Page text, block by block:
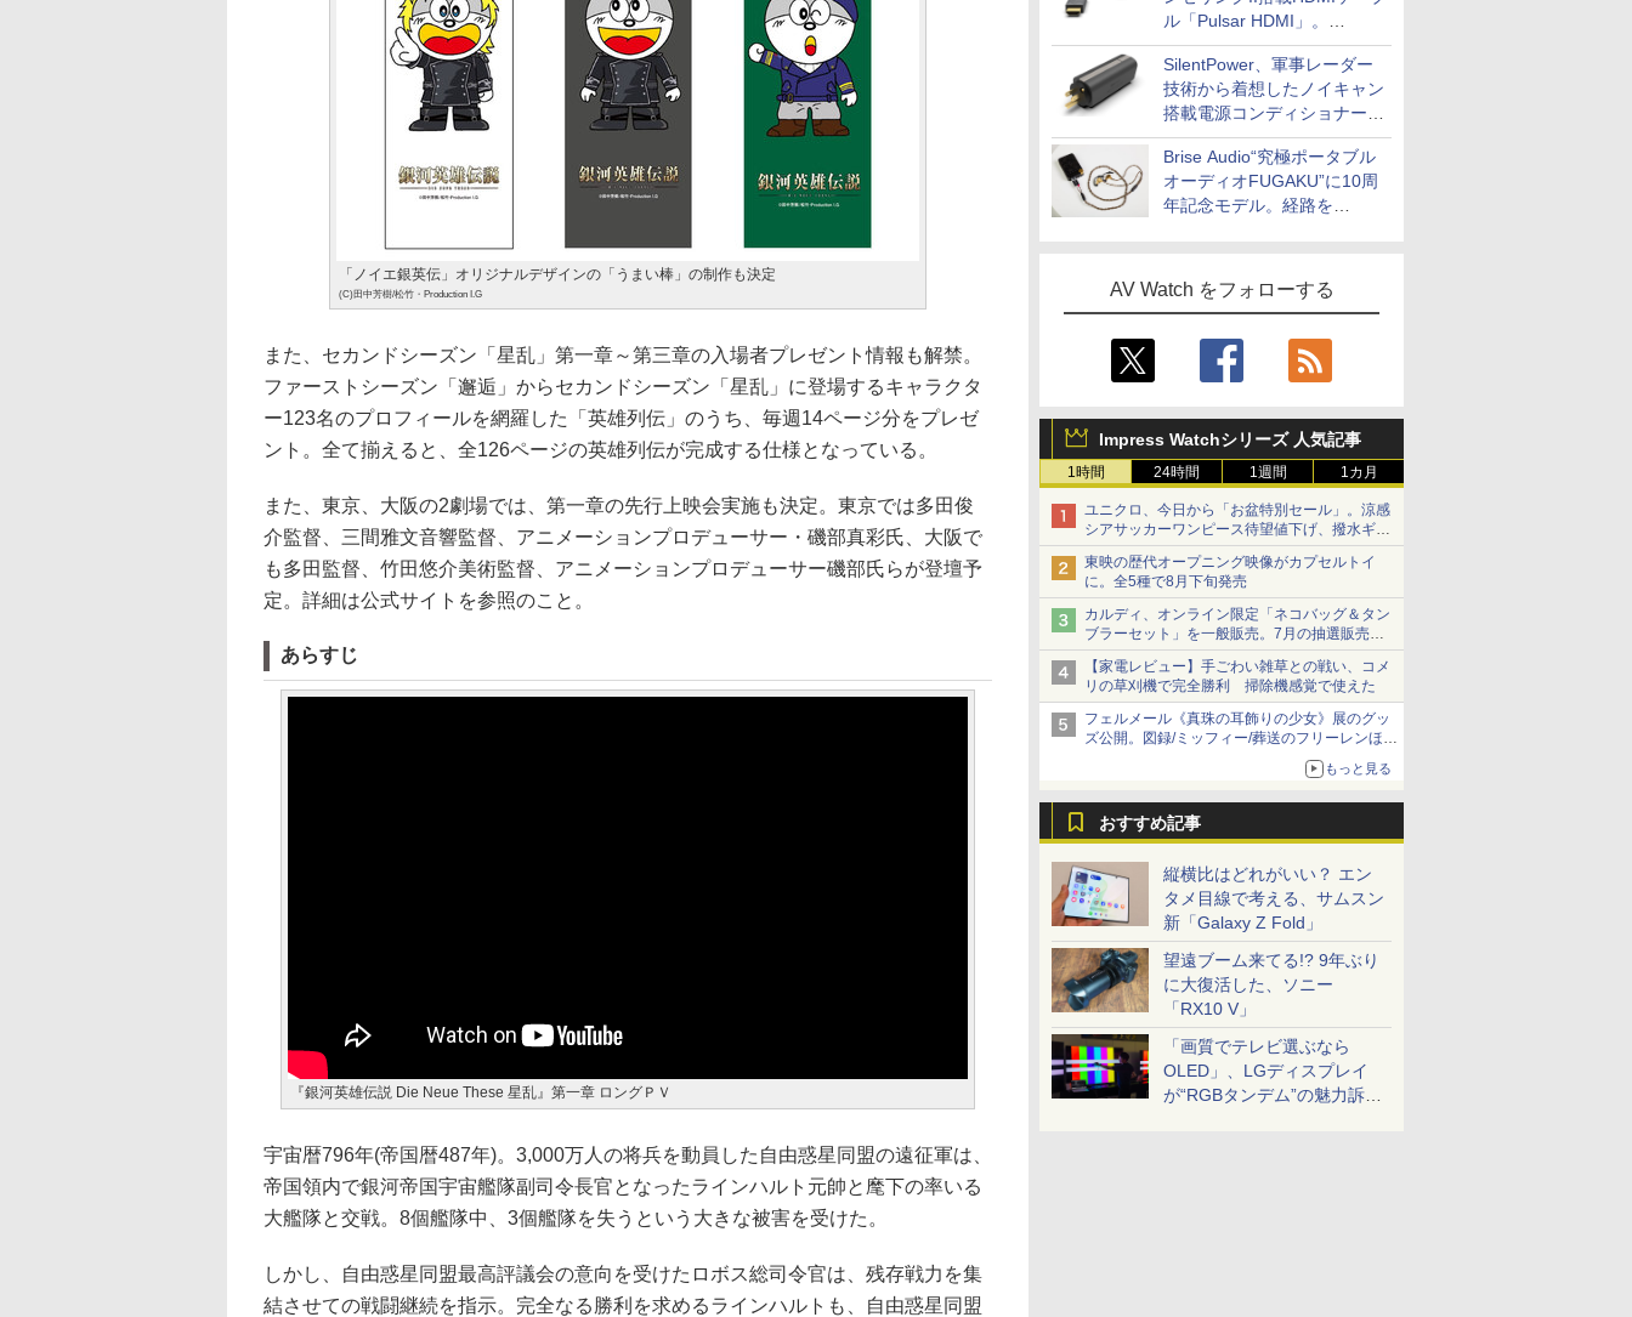
ル「Pulsar HDMI」。
SilentPowerから
SilentPower、軍事レーダー
技術から着想したノイキャン
搭載電源コンディショナー
「AC iPurifier2」
Brise Audio“究極ポータブル
オーディオFUGAKU”に10周
年記念モデル。経路を
AV Watch をフォローする
Impress Watchシリーズ 人気記事
1時間 24時間 1週間 1カ月
ユニクロ、今日から「お盆特別セール」。涼感
シアサッカーワンピース待望値下げ、撥水ギア
ショーツは1990円に
東映の歴代オープニング映像がカプセルトイ
に。全5種で8月下旬発売
カルディ、オンライン限定「ネコバッグ＆タン
ブラーセット」を一般販売。7月の抽選販売の
当選無効分
【家電レビュー】手ごわい雑草との戦い、コメ
リの草刈機で完全勝利 掃除機感覚で使えた
フェルメール《真珠の耳飾りの少女》展のグッ
ズ公開。図録/ミッフィー/葬送のフリーレンほ
もっと見る
おすすめ記事
縦横比はどれがいい？ エン
タメ目線で考える、サムスン
新「Galaxy Z Fold」
望遠ブーム来てる!? 9年ぶり
に大復活した、ソニー
「RX10 V」
「画質でテレビ選ぶなら
OLED」、LGディスプレイ
が“RGBタンデム”の魅力訴
「ノイエ銀英伝」オリジナルデザインの「うまい棒」の制作も決定
(C)田中芳樹/松竹・Production I.G
また、セカンドシーズン「星乱」第一章～第三章の入場者プレゼント情報も解禁。
ファーストシーズン「邂逅」からセカンドシーズン「星乱」に登場するキャラクタ
ー123名のプロフィールを網羅した「英雄列伝」のうち、毎週14ページ分をプレゼ
ント。全て揃えると、全126ページの英雄列伝が完成する仕様となっている。
また、東京、大阪の2劇場では、第一章の先行上映会実施も決定。東京では多田俊
介監督、三間雅文音響監督、アニメーションプロデューサー・磯部真彩氏、大阪で
も多田監督、竹田悠介美術監督、アニメーションプロデューサー磯部氏らが登壇予
定。詳細は公式サイトを参照のこと。
あらすじ
『銀河英雄伝説 Die Neue These 星乱』第一章 ロングＰＶ
宇宙暦796年(帝国暦487年)。3,000万人の将兵を動員した自由惑星同盟の遠征軍は、
帝国領内で銀河帝国宇宙艦隊副司令長官となったラインハルト元帥と麾下の率いる
大艦隊と交戦。8個艦隊中、3個艦隊を失うという大きな被害を受けた。
しかし、自由惑星同盟最高評議会の意向を受けたロボス総司令官は、残存戦力を集
結させての戦闘継続を指示。完全なる勝利を求めるラインハルトも、自由惑星同盟